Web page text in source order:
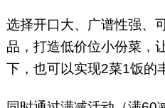
选择开口大、广谱性强、
品，打造低价位小份菜，
下，也可以实现2菜1饭的